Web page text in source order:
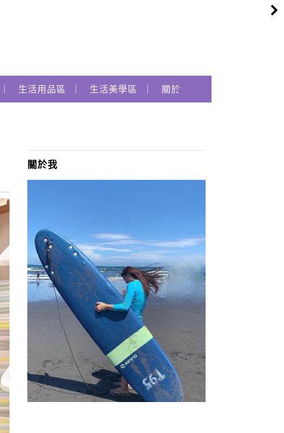
生活用品區 生活美學區 關於
關於我